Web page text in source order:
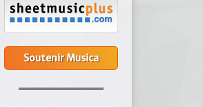
Soutenir Musica